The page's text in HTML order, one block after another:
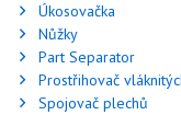
Úkosovačka
Nůžky
Part Separator
Prostřihovač
Spojovač plechů